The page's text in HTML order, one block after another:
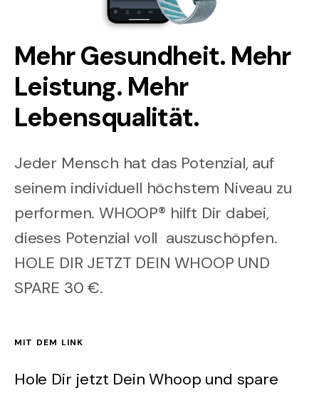
Mehr Gesundheit. Mehr
Leistung. Mehr
Lebensqualität.
Jeder Mensch hat das Potenzial, auf
seinem individuell höchstem Niveau zu
performen. WHOOP® hilft Dir dabei,
dieses Potenzial voll auszuschöpfen.
HOLE DIR JETZT DEIN WHOOP UND
SPARE 30 €.
MIT DEM LINK
Hole Dir jetzt Dein Whoop und spare